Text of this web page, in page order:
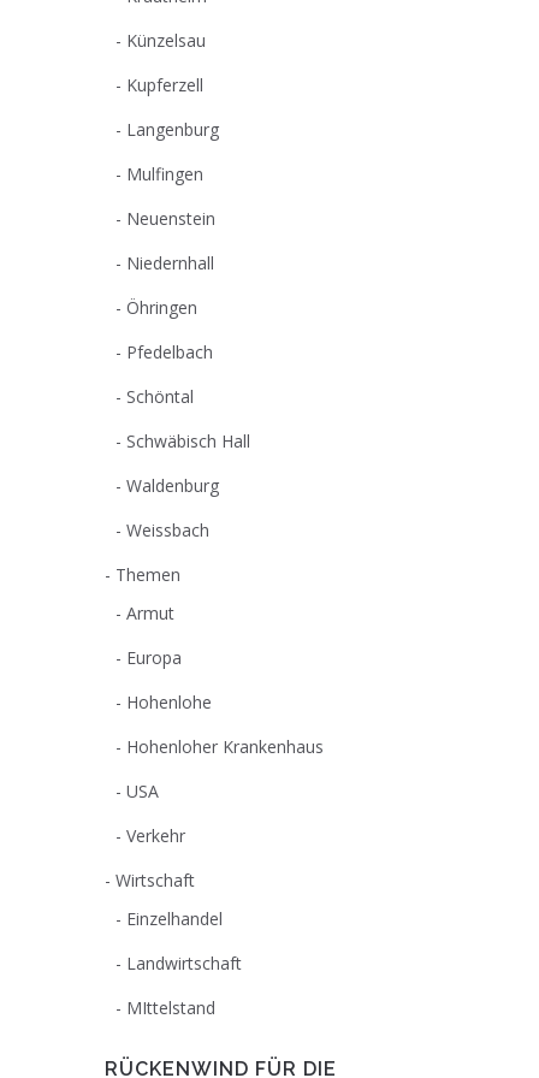
Künzelsau
Kupferzell
Langenburg
Mulfingen
Neuenstein
Niedernhall
Öhringen
Pfedelbach
Schöntal
Schwäbisch Hall
Waldenburg
Weissbach
Themen
Armut
Europa
Hohenlohe
Hohenloher Krankenhaus
USA
Verkehr
Wirtschaft
Einzelhandel
Landwirtschaft
MIttelstand
RÜCKENWIND FÜR DIE